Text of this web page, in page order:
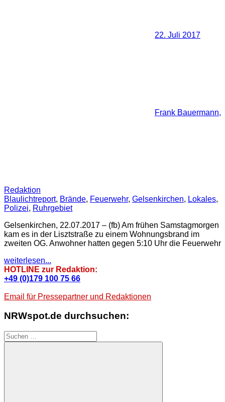
22. Juli 2017
Frank Bauermann,
Redaktion
Blaulichtreport, Brände, Feuerwehr, Gelsenkirchen, Lokales,
Polizei, Ruhrgebiet
Gelsenkirchen, 22.07.2017 – (fb) Am frühen Samstagmorgen
kam es in der Lisztstraße zu einem Wohnungsbrand im
zweiten OG. Anwohner hatten gegen 5:10 Uhr die Feuerwehr
weiterlesen...
HOTLINE zur Redaktion:
+49 (0)179 100 75 66
Email für Pressepartner und Redaktionen
NRWspot.de durchsuchen:
Suchen
nach: